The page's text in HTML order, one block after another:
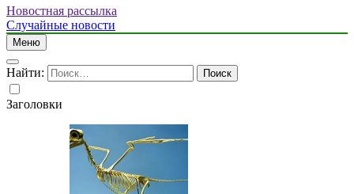
Новостная рассылка
Случайные новости
Меню
Найти:
Заголовки